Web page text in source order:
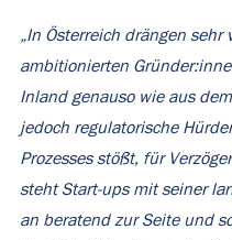
„In Österreich drängen
ambitionierten
Inland genauso wie aus
jedoch regulatorische
Prozesses stößt, für
steht Start-ups mit seiner
an beratend zur Seite und